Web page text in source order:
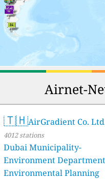
Airnet-
🇹🇭AirGradient Co.
4012 stations
Dubai Municipality-
Environment
Environmental Planning